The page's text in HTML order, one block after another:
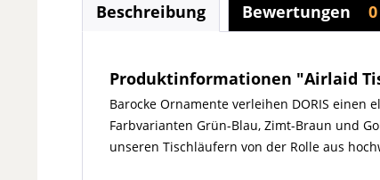
Beschreibung Bewertungen 0
Produktinformationen "Airlaid
Barocke Ornamente verleihen DORIS einen
Farbvarianten Grün-Blau, Zimt-Braun und
unseren Tischläufern von der Rolle aus